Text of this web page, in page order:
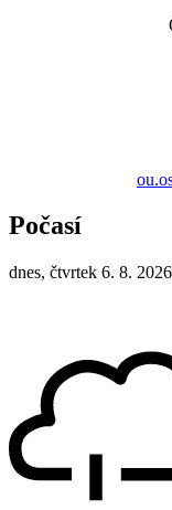
Počasí
dnes, čtvrtek 6. 8. 2026